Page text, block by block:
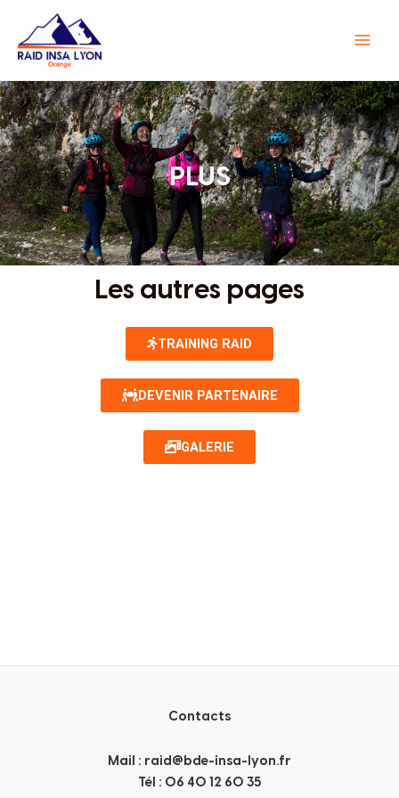
contenu
PLUS
Les autres pages
TRAINING RAID
DEVENIR PARTENAIRE
GALERIE
Contacts​
Mail : raid@bde-insa-lyon.fr
Tél : 06 40 12 60 35